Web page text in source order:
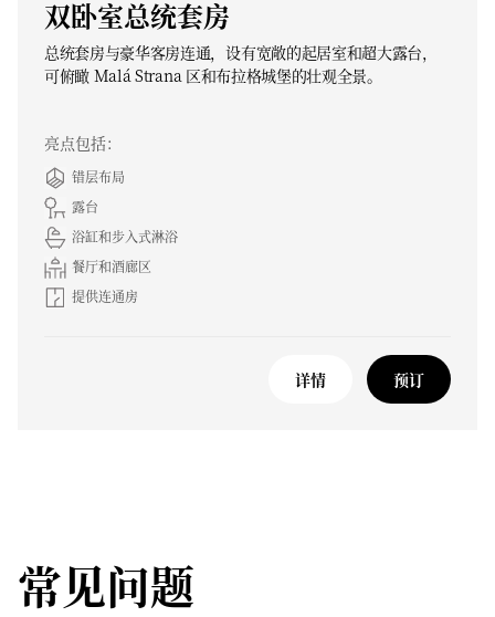
双卧室总统套房
总统套房与豪华客房连通，设有宽敞的起居室和超大露台，
可俯瞰 Malá Strana 区和布拉格城堡的壮观全景。
亮点包括：
错层布局
露台
浴缸和步入式淋浴
餐厅和酒廊区
提供连通房
详情 预订
常见问题